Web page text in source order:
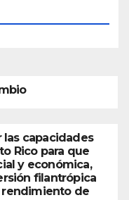
las capacidades
Rico para que
y económica,
filantrópica
rendimiento de